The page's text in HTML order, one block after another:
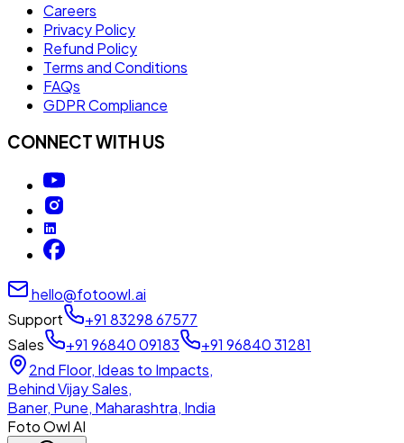
Careers
Privacy Policy
Refund Policy
Terms and Conditions
FAQs
GDPR Compliance
CONNECT WITH US
hello@fotoowl.ai
Support
+91 83298 67577
Sales
+91 96840 09183
+91 96840 31281
2nd Floor, Ideas to Impacts,
Behind Vijay Sales,
Baner, Pune, Maharashtra, India
Foto Owl AI